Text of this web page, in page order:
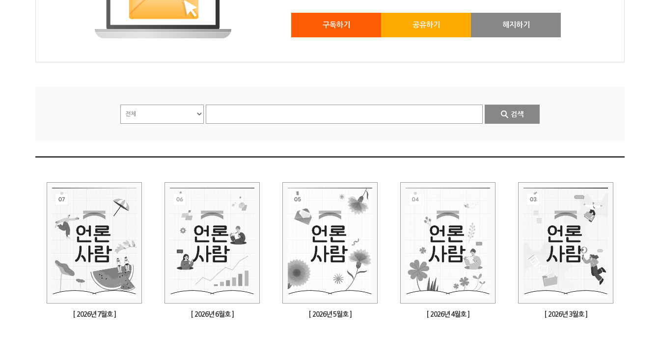
구독하기 공유하기 해지하기
[ 2026년 7월호 ] [ 2026년 6월호 ] [ 2026년 5월호 ] [ 2026년 4월호 ] [ 2026년 3월호 ]